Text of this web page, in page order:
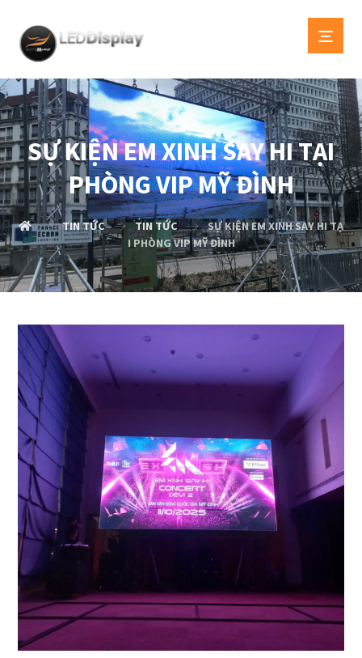
SỰ KIỆN EM XINH SAY HI TẠI
PHÒNG VIP MỸ ĐÌNH
TIN TỨC TIN TỨC
SỰ KIỆN EM XINH SAY HI TẠ
I PHÒNG VIP MỸ ĐÌNH